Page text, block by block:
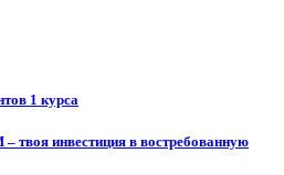
1 курса
твоя инвестиция в востребованную